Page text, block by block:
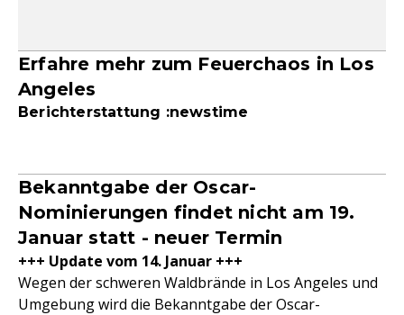
Erfahre mehr zum Feuerchaos in Los
Angeles
Berichterstattung :newstime
Bekanntgabe der Oscar-
Nominierungen findet nicht am 19.
Januar statt - neuer Termin
+++ Update vom 14. Januar +++
Wegen der schweren Waldbrände in Los Angeles und
Umgebung wird die Bekanntgabe der Oscar-